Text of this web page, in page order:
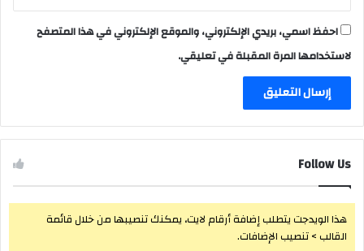
احفظ اسمي، بريدي الإلكتروني، والموقع الإلكتروني في هذا المتصفح
لاستخدامها المرة المقبلة في تعليقي.
Follow Us
هذا الويدجت يتطلب إضافة أرقام لايت، يمكنك تنصيبها من خلال قائمة
القالب > تنصيب الإضافات.